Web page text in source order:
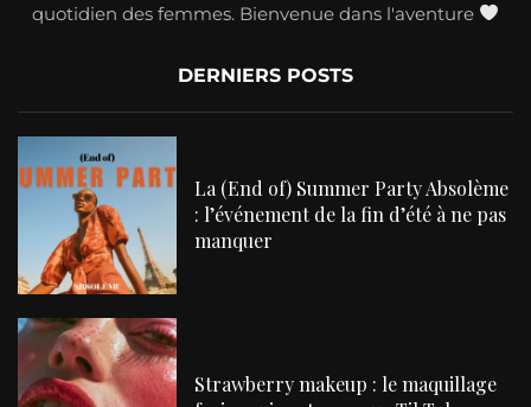
quotidien des femmes. Bienvenue dans l'aventure
DERNIERS POSTS
La (End of) Summer Party Absolème
: l’événement de la fin d’été à ne pas
manquer
Strawberry makeup : le maquillage